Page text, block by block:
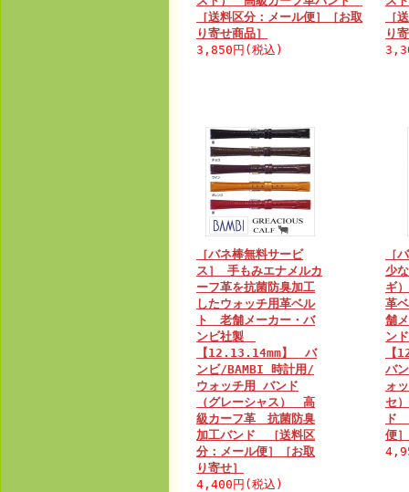
［送料区分：メール便］［お取
り寄せ商品］
3,850円(税込)
［
り
［バネ棒無料サービ
ス］ 手もみエナメルカ
ーフ革を抗菌防臭加工
したウォッチ用革ベル
ト 老舗メーカー・バ
ンビ社製
【12.13.14mm】 バ
ンビ/BAMBI 時計用/
ウォッチ用 バンド
（グレーシャス） 高
級カーフ革 抗菌防臭
加工バンド ［送料区
分：メール便］［お取
り寄せ］
4,400円(税込)
［
少
ギ
革
舗
ン
【
バ
ォ
セ
ド
便